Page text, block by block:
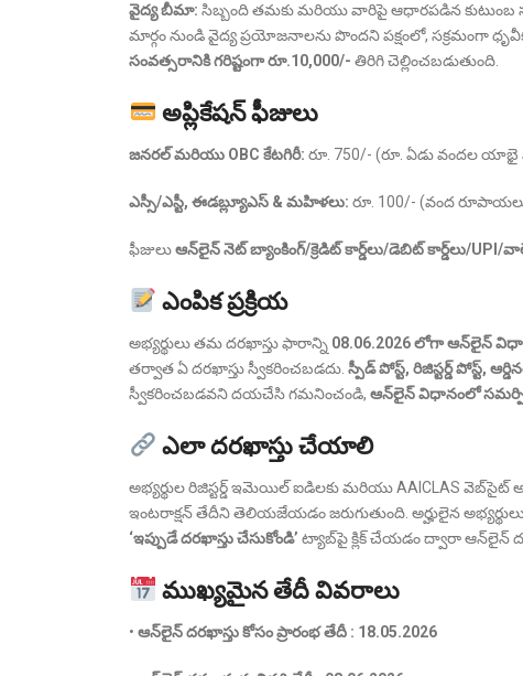
వైద్య బీమా: సిబ్బంది తమకు మరియు వారిపై ఆధారపడిన కుటుంబ
మార్గం నుండి వైద్య ప్రయోజనాలను పొందని పక్షంలో, సక్రమంగా
సంవత్సరానికి గరిష్టంగా రూ.10,000/- తిరిగి చెల్లించబడుతుంది.
అప్లికేషన్ ఫీజులు
జనరల్ మరియు OBC కేటగిరీ: రూ. 750/- (రూ. ఏడు వందల
ఎస్సీ/ఎస్టీ, ఈడబ్ల్యూఎస్ & మహిళలు: రూ. 100/- (వంద
ఫీజులుఆన్‌లైన్ నెట్ బ్యాంకింగ్/క్రెడిట్ కార్డ్‌లు/డెబిట్ కార్డ్‌లు/UPI/
ఎంపిక ప్రక్రియ
అభ్యర్థులు తమ దరఖాస్తు ఫారాన్ని 08.06.2026 లోగా ఆన్‌లైన్
తర్వాత ఏ దరఖాస్తు స్వీకరించబడదు. స్పీడ్ పోస్ట్, రిజిస్టర్డ్ పోస్ట్,
స్వీకరించబడవని దయచేసి గమనించండి, ఆన్‌లైన్ విధానంలో
ఎలా దరఖాస్తు చేయాలి
అభ్యర్థుల రిజిస్టర్డ్ ఇమెయిల్ ఐడిలకు మరియు AAICLAS
ఇంటరాక్షన్ తేదీని తెలియజేయడం జరుగుతుంది. అర్హులైన
‘ఇప్పుడే దరఖాస్తు చేసుకోండి’ ట్యాబ్‌పై క్లిక్ చేయడం ద్వారా ఆన్‌లైన్
ముఖ్యమైన తేదీ వివరాలు
• ఆన్‌లైన్ దరఖాస్తు కోసం ప్రారంభ తేదీ : 18.05.2026